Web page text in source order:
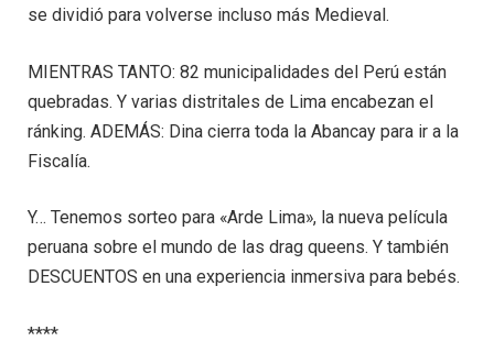
se dividió para volverse incluso más Medieval.
MIENTRAS TANTO: 82 municipalidades del Perú están
quebradas. Y varias distritales de Lima encabezan el
ránking. ADEMÁS: Dina cierra toda la Abancay para ir a la
Fiscalía.
Y… Tenemos sorteo para «Arde Lima», la nueva película
peruana sobre el mundo de las drag queens. Y también
DESCUENTOS en una experiencia inmersiva para bebés.
****